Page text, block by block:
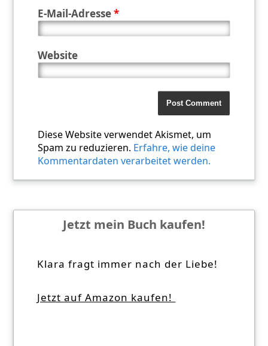
E-Mail-Adresse*
Website
Diese Website verwendet Akismet, um
Spam zu reduzieren. Erfahre, wie deine
Kommentardaten verarbeitet werden.
Jetzt mein Buch kaufen!
Klara fragt immer nach der Liebe!
Jetzt auf Amazon kaufen!